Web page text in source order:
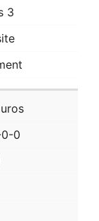
3
0